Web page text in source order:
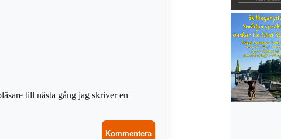
till nästa gång jag skriver en